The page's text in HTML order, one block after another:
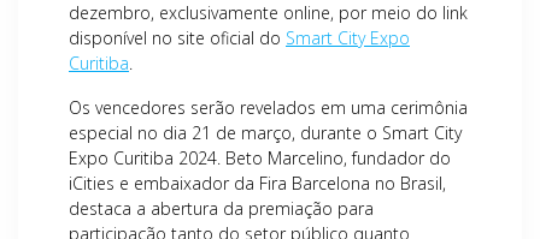
dezembro, exclusivamente online, por meio do link
disponível no site oficial do Smart City Expo
Curitiba.
Os vencedores serão revelados em uma cerimônia
especial no dia 21 de março, durante o Smart City
Expo Curitiba 2024. Beto Marcelino, fundador do
iCities e embaixador da Fira Barcelona no Brasil,
destaca a abertura da premiação para
participação tanto do setor público quanto